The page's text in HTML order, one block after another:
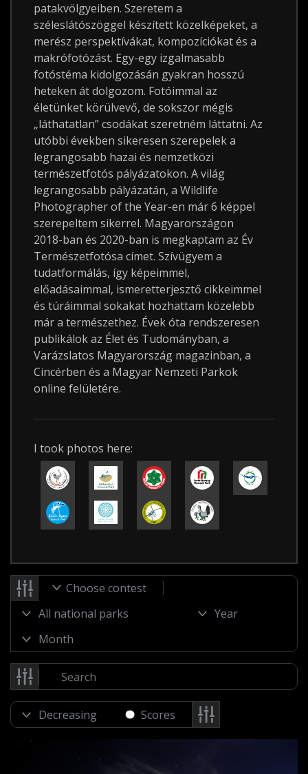
patakvölgyeiben. Szeretem a
széleslátószöggel készített közelképeket, a
merész perspektívákat, kompozíciókat és a
makrófotózást. Egy-egy izgalmasabb
fotóstéma kidolgozásán gyakran hosszú
heteken át dolgozom. Fotóimmal az
életünket körülvevő, de sokszor mégis
„láthatatlan” csodákat szeretném láttatni. Az
utóbbi években sikeresen szerepelek a
legrangosabb hazai és nemzetközi
természetfotós pályázatokon. A világ
legrangosabb pályázatán, a Wildlife
Photographer of the Year-en már 6 képpel
szerepeltem sikerrel. Magyarországon
2018-ban és 2020-ban is megkaptam az Év
Természetfotósa címet. Szívügyem a
tudatformálás, így képeimmel,
előadásaimmal, ismeretterjesztő cikkeimmel
és túráimmal sokakat hozhattam közelebb
már a természethez. Évek óta rendszeresen
publikálok az Élet és Tudományban, a
Varázslatos Magyarország magazinban, a
Cincérben és a Magyar Nemzeti Parkok
online felületére.
I took photos here:
Choose contest
Scores